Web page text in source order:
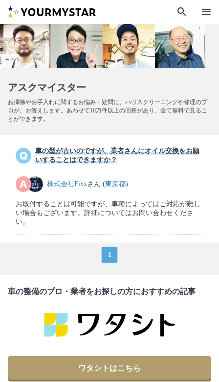
search menu
アスクマイスター
お掃除やお手入れに関するお悩み・疑問に、ハウスクリーニングや修理のプ
ロが、お答えします。あわせて10万件以上の回答があり、全て無料で見るこ
とができます。
車の型が古いのですが、業者さんにオイル交換をお願
いすることはできますか？
株式会社Fixxさん (東京都)
お取付することは可能ですが、車種によってはご対応が難し
い場合もございます。詳細についてはお問い合わせくださ
い。
1
車の整備のプロ・業者をお探しの方におすすめの記事
ワタシトはこちら